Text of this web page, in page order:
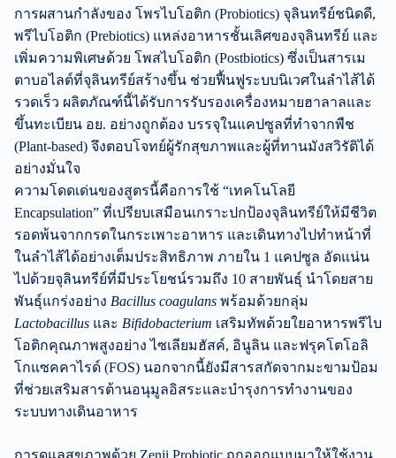
การผสานกำลังของ โพรไบโอติก (Probiotics) จุลินทรีย์ชนิดดี,
พรีไบโอติก (Prebiotics) แหล่งอาหารชั้นเลิศของจุลินทรีย์ และ
เพิ่มความพิเศษด้วย โพสไบโอติก (Postbiotics) ซึ่งเป็นสารเม
ตาบอไลต์ที่จุลินทรีย์สร้างขึ้น ช่วยฟื้นฟูระบบนิเวศในลำไส้ได้
รวดเร็ว ผลิตภัณฑ์นี้ได้รับการรับรองเครื่องหมายฮาลาลและ
ขึ้นทะเบียน อย. อย่างถูกต้อง บรรจุในแคปซูลที่ทำจากพืช
(Plant-based) จึงตอบโจทย์ผู้รักสุขภาพและผู้ที่ทานมังสวิรัติได้
อย่างมั่นใจ
ความโดดเด่นของสูตรนี้คือการใช้ “เทคโนโลยี
Encapsulation” ที่เปรียบเสมือนเกราะปกป้องจุลินทรีย์ให้มีชีวิต
รอดพ้นจากกรดในกระเพาะอาหาร และเดินทางไปทำหน้าที่
ในลำไส้ได้อย่างเต็มประสิทธิภาพ ภายใน 1 แคปซูล อัดแน่น
ไปด้วยจุลินทรีย์ที่มีประโยชน์รวมถึง 10 สายพันธุ์ นำโดยสาย
พันธุ์แกร่งอย่าง Bacillus coagulans พร้อมด้วยกลุ่ม
Lactobacillus และ Bifidobacterium เสริมทัพด้วยใยอาหารพรีไบ
โอติกคุณภาพสูงอย่าง ไซเลียมฮัสค์, อินูลิน และฟรุคโตโอลิ
โกแซคคาไรด์ (FOS) นอกจากนี้ยังมีสารสกัดจากมะขามป้อม
ที่ช่วยเสริมสารต้านอนุมูลอิสระและบำรุงการทำงานของ
ระบบทางเดินอาหาร
การดูแลสุขภาพด้วย Zenji Probiotic ถูกออกแบบมาให้ใช้งาน